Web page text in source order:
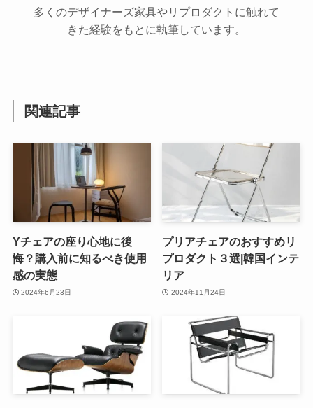
多くのデザイナーズ家具やリプロダクトに触れて
きた経験をもとに執筆しています。
関連記事
Yチェアの座り心地に後
悔？購入前に知るべき使用
感の実態
2024年6月23日
プリアチェアのおすすめリ
プロダクト３選|韓国インテ
リア
2024年11月24日